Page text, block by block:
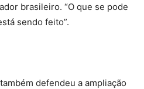
brasileiro. “O que se pode
sendo feito”.
defendeu a ampliação